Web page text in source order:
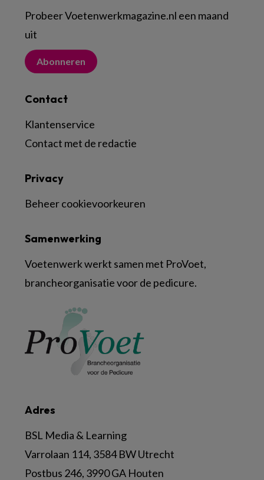
Probeer Voetenwerkmagazine.nl een maand
uit
Abonneren
Contact
Klantenservice
Contact met de redactie
Adres
BSL Media & Learning
Varrolaan 114, 3584 BW Utrecht
Postbus 246, 3990 GA Houten
Samenwerking
Voetenwerk werkt samen met ProVoet,
brancheorganisatie voor de pedicure.
Privacy
Beheer cookievoorkeuren